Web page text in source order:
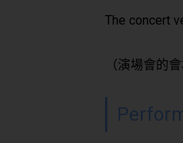
The concert
（演場會的